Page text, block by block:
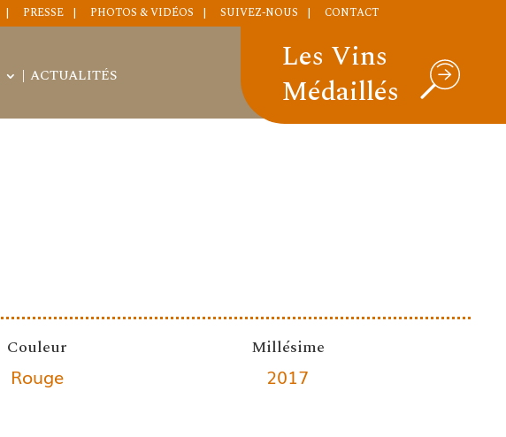
PRESSE PHOTOS & VIDÉOS SUIVEZ-NOUS CONTACT
ACTUALITÉS
Les Vins
Médaillés
Couleur
Rouge
Millésime
2017